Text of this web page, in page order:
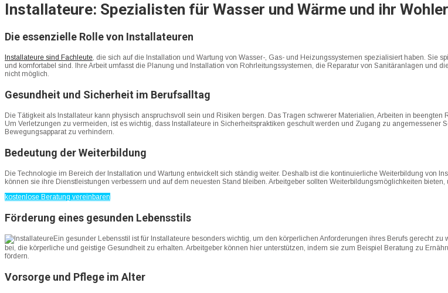
Installateure: Spezialisten für Wasser und Wärme und ihr
Die essenzielle Rolle von Installateuren
Installateure sind Fachleute, die sich auf die Installation und Wartung von Wasser-, Gas- und Heizungssystemen spezialisiert haben.
und komfortabel sind. Ihre Arbeit umfasst die Planung und Installation von Rohrleitungssystemen, die Reparatur von Sanitäranlagen und
nicht möglich.
Gesundheit und Sicherheit im Berufsalltag
Die Tätigkeit als Installateur kann physisch anspruchsvoll sein und Risiken bergen. Das Tragen schwerer Materialien, Arbeiten in
Um Verletzungen zu vermeiden, ist es wichtig, dass Installateure in Sicherheitspraktiken geschult werden und Zugang zu
Bewegungsapparat zu verhindern.
Bedeutung der Weiterbildung
Die Technologie im Bereich der Installation und Wartung entwickelt sich ständig weiter. Deshalb ist die kontinuierliche Weiterbildung von
können sie ihre Dienstleistungen verbessern und auf dem neuesten Stand bleiben. Arbeitgeber sollten Weiterbildungsmöglichkeiten
kostenlose Beratung vereinbaren
Förderung eines gesunden Lebensstils
Ein gesunder Lebensstil ist für Installateure besonders wichtig, um den körperlichen Anforderungen ihres Berufs gerecht
bei, die körperliche und geistige Gesundheit zu erhalten. Arbeitgeber können hier unterstützen, indem sie zum Beispiel Beratung zu
fördern.
Vorsorge und Pflege im Alter